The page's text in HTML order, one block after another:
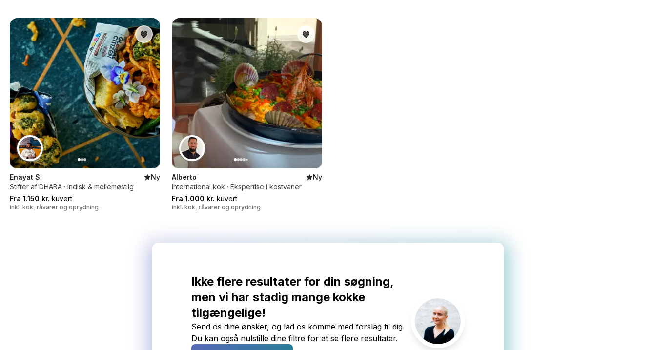
Enayat S.
Ny
Stifter af DHABA · Indisk & mellemøstlig
Fra 1.150 kr. kuvert
Inkl. kok, råvarer og oprydning
Alberto
Ny
International kok · Ekspertise i kostvaner
Fra 1.000 kr. kuvert
Inkl. kok, råvarer og oprydning
Ikke flere resultater for din søgning,
men vi har stadig mange kokke
tilgængelige!
Send os dine ønsker, og lad os komme med forslag til dig.
Du kan også nulstille dine filtre for at se flere resultater.